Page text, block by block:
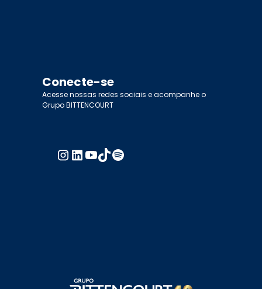
Conecte-se
Acesse nossas redes sociais e acompanhe o
Grupo BITTENCOURT